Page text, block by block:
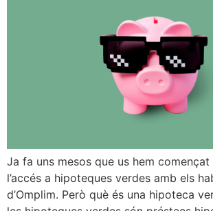
Ja fa uns mesos que us hem
l’accés a hipoteques verdes amb els
d’Omplim. Però què és una hipoteca